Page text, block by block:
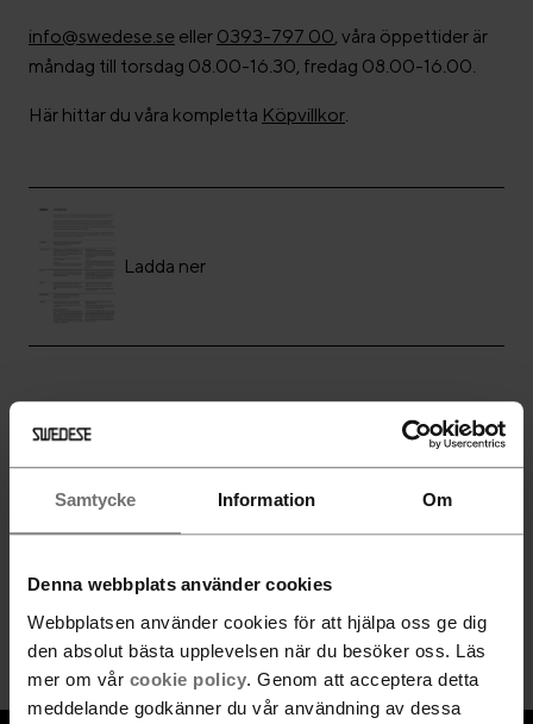
Samtycke Information Om
Denna webbplats använder cookies
Webbplatsen använder cookies för att hjälpa oss ge dig
den absolut bästa upplevelsen när du besöker oss. Läs
mer om vår cookie policy. Genom att acceptera detta
meddelande godkänner du vår användning av dessa
info@swedese.se eller 0393-797 00, våra öppettider är
måndag till torsdag 08.00-16.30, fredag 08.00-16.00.
Här hittar du våra kompletta Köpvillkor.
Ladda ner
Följ Swedese
Nyhetsbrev
Gå med